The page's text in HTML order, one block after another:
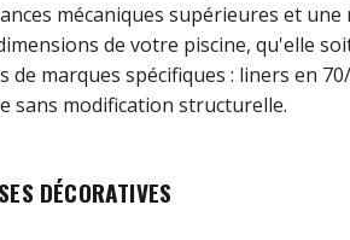
mécaniques supérieures et
de votre piscine, qu'elle
de marques spécifiques : liners en
sans modification structurelle.
DÉCORATIVES